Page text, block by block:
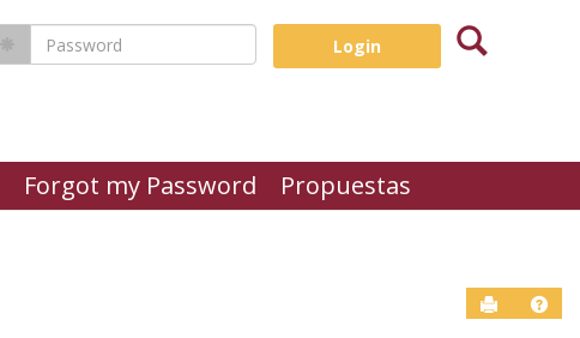
Password Search
Forgot my Password Propuestas
Send to
Help